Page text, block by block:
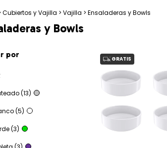
Cubiertos y Vajilla > Vajilla > Ensaladeras y Bowls
y Bowls
por
(13)
(5)
(3)
GRATIS